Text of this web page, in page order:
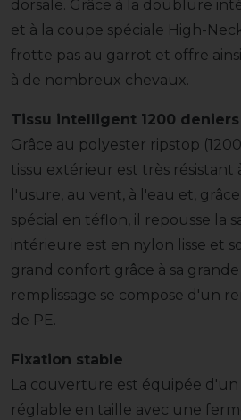
dorsale. Grâce à la doublure
et à la coupe spéciale High-
frotte pas au garrot et offre
à de nombreux chevaux.
Tissu intelligent 1200 deniers
Grâce au polyester ripstop
tissu extérieur est très résistant
l'usure, au vent, à l'eau et,
spécial en téflon, il repousse la
intérieure est en nylon lisse et
grand confort grâce à sa
remplissage se compose d'un
de PE.
Fixation stable
La couverture est équipée d'un
réglable en taille avec une